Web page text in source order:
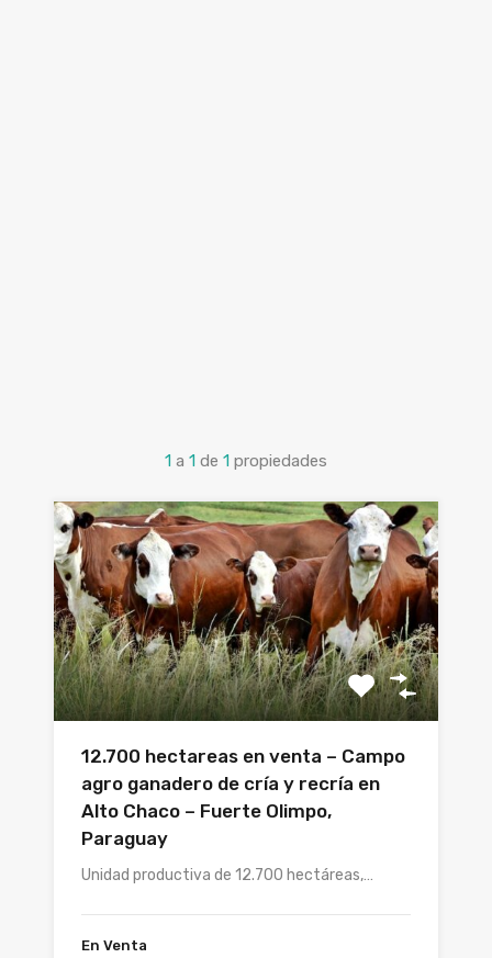
1 a 1 de 1 propiedades
12.700 hectareas en venta – Campo
agro ganadero de cría y recría en
Alto Chaco – Fuerte Olimpo,
Paraguay
Unidad productiva de 12.700 hectáreas,…
En Venta